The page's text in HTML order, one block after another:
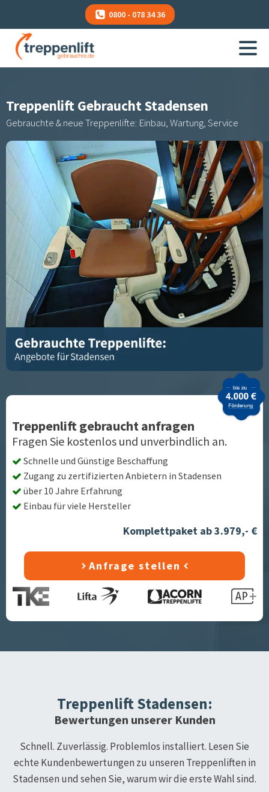
0800 - 078 34 36
Treppenlift GebrauchtStadensen
Gebrauchte & neue Treppenlifte: Einbau, Wartung, Service
Treppenlift gebraucht anfragen
Fragen Sie kostenlos und unverbindlich an.
Schnelle und Günstige Beschaffung
Zugang zu zertifizierten Anbietern in Stadensen
über 10 Jahre Erfahrung
Einbau für viele Hersteller
Komplettpaket ab 3.979,- €
Anfrage stellen
TreppenliftStadensen:
Bewertungen unserer Kunden
Schnell. Zuverlässig. Problemlos installiert. Lesen Sie
echte Kundenbewertungen zu unseren Treppenliften in
Stadensen und sehen Sie, warum wir die erste Wahl sind.